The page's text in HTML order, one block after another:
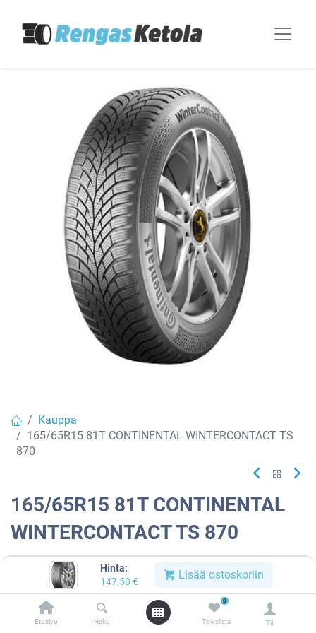
Hinta:
147,50 € Lisää ostoskoriin
Etusivu Haku
0
Toivelista Tili
Kauppa
165/65R15 81T CONTINENTAL WINTERCONTACT TS
870
165/65R15 81T CONTINENTAL
WINTERCONTACT TS 870
EAN:4019238043044 Tuotekoodi:802121
Tällä tuotteella ei ole kelvollista yhdistelmää.